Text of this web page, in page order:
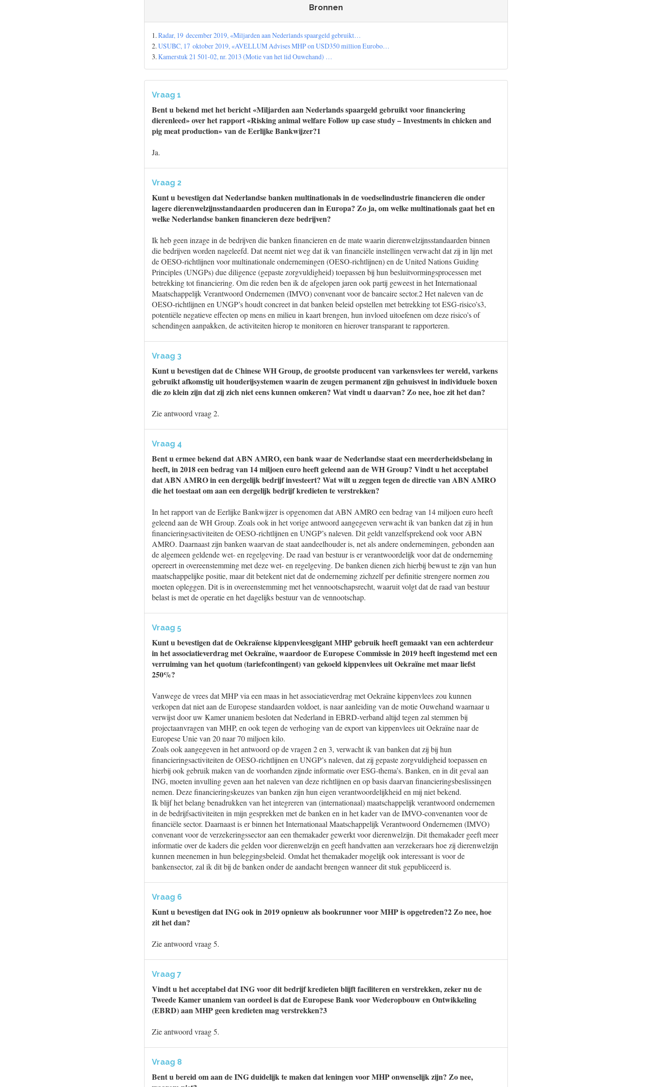
Bronnen
1.Radar, 19 december 2019, «Miljarden aan Nederlands spaargeld gebruikt…
2.USUBC, 17 oktober 2019, «AVELLUM Advises MHP on USD350 million Eurobo…
3.Kamerstuk 21 501-02, nr. 2013 (Motie van het lid Ouwehand) …
Vraag 1
Bent u bekend met het bericht «Miljarden aan Nederlands spaargeld gebruikt voor financiering
dierenleed» over het rapport «Risking animal welfare Follow up case study – Investments in chicken and
pig meat production» van de Eerlijke Bankwijzer?1
Ja.
Vraag 2
Kunt u bevestigen dat Nederlandse banken multinationals in de voedselindustrie financieren die onder
lagere dierenwelzijnsstandaarden produceren dan in Europa? Zo ja, om welke multinationals gaat het en
welke Nederlandse banken financieren deze bedrijven?
Ik heb geen inzage in de bedrijven die banken financieren en de mate waarin dierenwelzijnsstandaarden binnen
die bedrijven worden nageleefd. Dat neemt niet weg dat ik van financiële instellingen verwacht dat zij in lijn met
de OESO-richtlijnen voor multinationale ondernemingen (OESO-richtlijnen) en de United Nations Guiding
Principles (UNGPs) due diligence (gepaste zorgvuldigheid) toepassen bij hun besluitvormingsprocessen met
betrekking tot financiering. Om die reden ben ik de afgelopen jaren ook partij geweest in het Internationaal
Maatschappelijk Verantwoord Ondernemen (IMVO) convenant voor de bancaire sector.2 Het naleven van de
OESO-richtlijnen en UNGP’s houdt concreet in dat banken beleid opstellen met betrekking tot ESG-risico’s3,
potentiële negatieve effecten op mens en milieu in kaart brengen, hun invloed uitoefenen om deze risico’s of
schendingen aanpakken, de activiteiten hierop te monitoren en hierover transparant te rapporteren.
Vraag 3
Kunt u bevestigen dat de Chinese WH Group, de grootste producent van varkensvlees ter wereld, varkens
gebruikt afkomstig uit houderijsystemen waarin de zeugen permanent zijn gehuisvest in individuele boxen
die zo klein zijn dat zij zich niet eens kunnen omkeren? Wat vindt u daarvan? Zo nee, hoe zit het dan?
Zie antwoord vraag 2.
Vraag 4
Bent u ermee bekend dat ABN AMRO, een bank waar de Nederlandse staat een meerderheidsbelang in
heeft, in 2018 een bedrag van 14 miljoen euro heeft geleend aan de WH Group? Vindt u het acceptabel
dat ABN AMRO in een dergelijk bedrijf investeert? Wat wilt u zeggen tegen de directie van ABN AMRO
die het toestaat om aan een dergelijk bedrijf kredieten te verstrekken?
In het rapport van de Eerlijke Bankwijzer is opgenomen dat ABN AMRO een bedrag van 14 miljoen euro heeft
geleend aan de WH Group. Zoals ook in het vorige antwoord aangegeven verwacht ik van banken dat zij in hun
financieringsactiviteiten de OESO-richtlijnen en UNGP’s naleven. Dit geldt vanzelfsprekend ook voor ABN
AMRO. Daarnaast zijn banken waarvan de staat aandeelhouder is, net als andere ondernemingen, gebonden aan
de algemeen geldende wet- en regelgeving. De raad van bestuur is er verantwoordelijk voor dat de onderneming
opereert in overeenstemming met deze wet- en regelgeving. De banken dienen zich hierbij bewust te zijn van hun
maatschappelijke positie, maar dit betekent niet dat de onderneming zichzelf per definitie strengere normen zou
moeten opleggen. Dit is in overeenstemming met het vennootschapsrecht, waaruit volgt dat de raad van bestuur
belast is met de operatie en het dagelijks bestuur van de vennootschap.
Vraag 5
Kunt u bevestigen dat de Oekraïense kippenvleesgigant MHP gebruik heeft gemaakt van een achterdeur
in het associatieverdrag met Oekraïne, waardoor de Europese Commissie in 2019 heeft ingestemd met een
verruiming van het quotum (tariefcontingent) van gekoeld kippenvlees uit Oekraïne met maar liefst
250%?
Vanwege de vrees dat MHP via een maas in het associatieverdrag met Oekraïne kippenvlees zou kunnen
verkopen dat niet aan de Europese standaarden voldoet, is naar aanleiding van de motie Ouwehand waarnaar u
verwijst door uw Kamer unaniem besloten dat Nederland in EBRD-verband altijd tegen zal stemmen bij
projectaanvragen van MHP, en ook tegen de verhoging van de export van kippenvlees uit Oekraïne naar de
Europese Unie van 20 naar 70 miljoen kilo.
Zoals ook aangegeven in het antwoord op de vragen 2 en 3, verwacht ik van banken dat zij bij hun
financieringsactiviteiten de OESO-richtlijnen en UNGP’s naleven, dat zij gepaste zorgvuldigheid toepassen en
hierbij ook gebruik maken van de voorhanden zijnde informatie over ESG-thema’s. Banken, en in dit geval aan
ING, moeten invulling geven aan het naleven van deze richtlijnen en op basis daarvan financieringsbeslissingen
nemen. Deze financieringskeuzes van banken zijn hun eigen verantwoordelijkheid en mij niet bekend.
Ik blijf het belang benadrukken van het integreren van (internationaal) maatschappelijk verantwoord ondernemen
in de bedrijfsactiviteiten in mijn gesprekken met de banken en in het kader van de IMVO-convenanten voor de
financiële sector. Daarnaast is er binnen het Internationaal Maatschappelijk Verantwoord Ondernemen (IMVO)
convenant voor de verzekeringssector aan een themakader gewerkt voor dierenwelzijn. Dit themakader geeft meer
informatie over de kaders die gelden voor dierenwelzijn en geeft handvatten aan verzekeraars hoe zij dierenwelzijn
kunnen meenemen in hun beleggingsbeleid. Omdat het themakader mogelijk ook interessant is voor de
bankensector, zal ik dit bij de banken onder de aandacht brengen wanneer dit stuk gepubliceerd is.
Vraag 6
Kunt u bevestigen dat ING ook in 2019 opnieuw als bookrunner voor MHP is opgetreden?2 Zo nee, hoe
zit het dan?
Zie antwoord vraag 5.
Vraag 7
Vindt u het acceptabel dat ING voor dit bedrijf kredieten blijft faciliteren en verstrekken, zeker nu de
Tweede Kamer unaniem van oordeel is dat de Europese Bank voor Wederopbouw en Ontwikkeling
(EBRD) aan MHP geen kredieten mag verstrekken?3
Zie antwoord vraag 5.
Vraag 8
Bent u bereid om aan de ING duidelijk te maken dat leningen voor MHP onwenselijk zijn? Zo nee,